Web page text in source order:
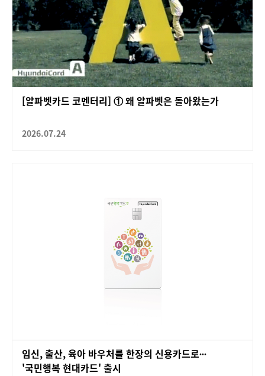
[알파벳카드 코멘터리] ① 왜 알파벳은 돌아왔는가
2026.07.24
임신, 출산, 육아 바우처를 한장의 신용카드로∙∙∙
'국민행복 현대카드' 출시